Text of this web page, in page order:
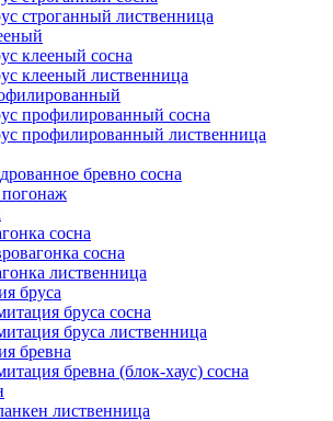
строганный лиственница
клееный сосна
клееный лиственница
профилированный сосна
профилированный лиственница
бревно сосна
сосна
сосна
лиственница
бруса
бруса сосна
бруса лиственница
бревна
бревна (блок-хаус) сосна
лиственница